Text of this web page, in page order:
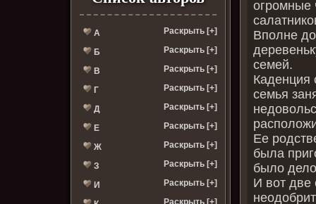
А Раскрыть [+]
Б Раскрыть [+]
В Раскрыть [+]
Г Раскрыть [+]
Д Раскрыть [+]
Е Раскрыть [+]
Ж Раскрыть [+]
З Раскрыть [+]
И Раскрыть [+]
Раскрыть [+]
огромные
Вполне
семей.
Каденция
семья
Ее
была
было
И вот две